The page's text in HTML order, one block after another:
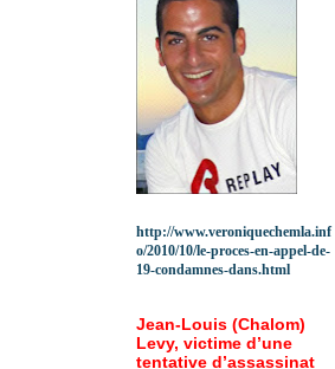
http://www.veroniquechemla.inf
o/2010/10/le-proces-en-appel-de-
19-condamnes-dans.html
Jean-Louis (Chalom)
Levy, victime d’une
tentative d’assassinat